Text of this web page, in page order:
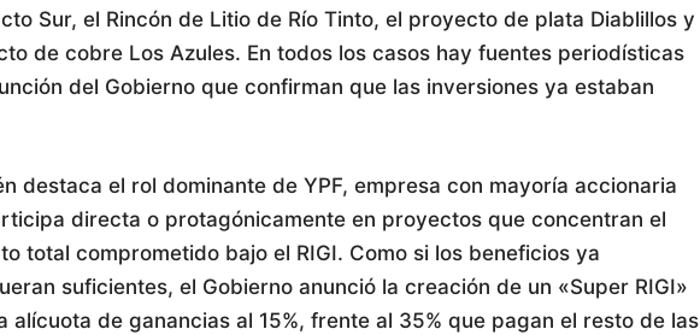
Sur, el Rincón de Litio de Río Tinto, el proyecto de plata Diablillos y
de cobre Los Azules. En todos los casos hay fuentes periodísticas
del Gobierno que confirman que las inversiones ya estaban
destaca el rol dominante de YPF, empresa con mayoría accionaria
directa o protagónicamente en proyectos que concentran el
total comprometido bajo el RIGI. Como si los beneficios ya
suficientes, el Gobierno anunció la creación de un «Super RIGI»
alícuota de ganancias al 15%, frente al 35% que pagan el resto de las